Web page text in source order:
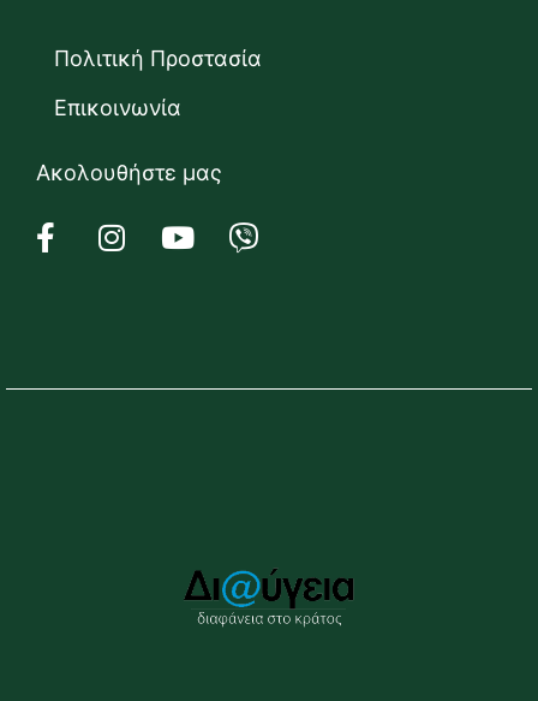
Πολιτική Προστασία
Επικοινωνία
Ακολουθήστε μας